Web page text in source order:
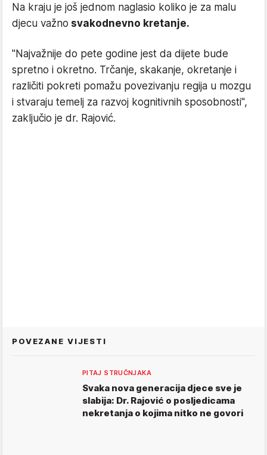
Na kraju je još jednom naglasio koliko je za malu
djecu važno svakodnevno kretanje.
"Najvažnije do pete godine jest da dijete bude
spretno i okretno. Trčanje, skakanje, okretanje i
različiti pokreti pomažu povezivanju regija u mozgu
i stvaraju temelj za razvoj kognitivnih sposobnosti",
zaključio je dr. Rajović.
POVEZANE VIJESTI
PITAJ STRUČNJAKA
Svaka nova generacija djece sve je
slabija: Dr. Rajović o posljedicama
nekretanja o kojima nitko ne govori